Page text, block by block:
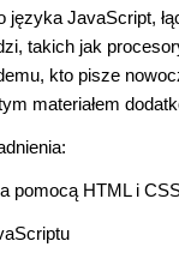
języka JavaScript,
takich jak
kto pisze
materiałem
pomocą HTML i